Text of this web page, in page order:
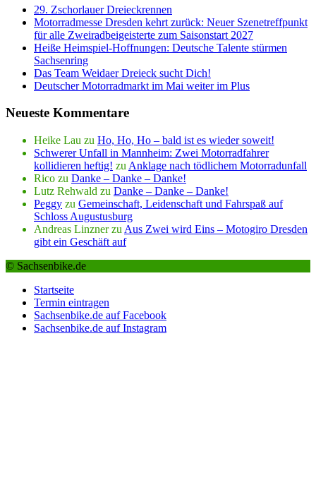
29. Zschorlauer Dreieckrennen
Motorradmesse Dresden kehrt zurück: Neuer Szenetreffpunkt
für alle Zweiradbeigeisterte zum Saisonstart 2027
Heiße Heimspiel-Hoffnungen: Deutsche Talente stürmen
Sachsenring
Das Team Weidaer Dreieck sucht Dich!
Deutscher Motorradmarkt im Mai weiter im Plus
Neueste Kommentare
Heike Lau zu Ho, Ho, Ho – bald ist es wieder soweit!
Schwerer Unfall in Mannheim: Zwei Motorradfahrer
kollidieren heftig! zu Anklage nach tödlichem Motorradunfall
Rico zu Danke – Danke – Danke!
Lutz Rehwald zu Danke – Danke – Danke!
Peggy zu Gemeinschaft, Leidenschaft und Fahrspaß auf
Schloss Augustusburg
Andreas Linznerzu Aus Zwei wird Eins – Motogiro Dresden
gibt ein Geschäft auf
© Sachsenbike.de
Startseite
Termin eintragen
Sachsenbike.de auf Facebook
Sachsenbike.de auf Instagram